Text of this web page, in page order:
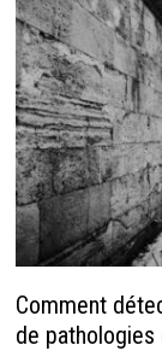
Comment
de